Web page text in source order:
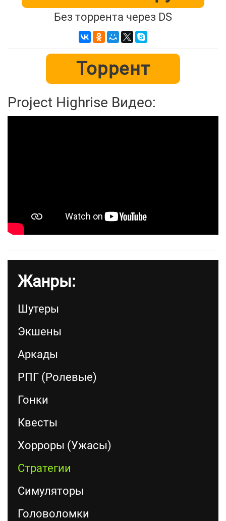
Без торрента через DS
Торрент
Project Highrise Видео:
Жанры:
Шутеры
Экшены
Аркады
РПГ (Ролевые)
Гонки
Квесты
Хорроры (Ужасы)
Стратегии
Симуляторы
Головоломки